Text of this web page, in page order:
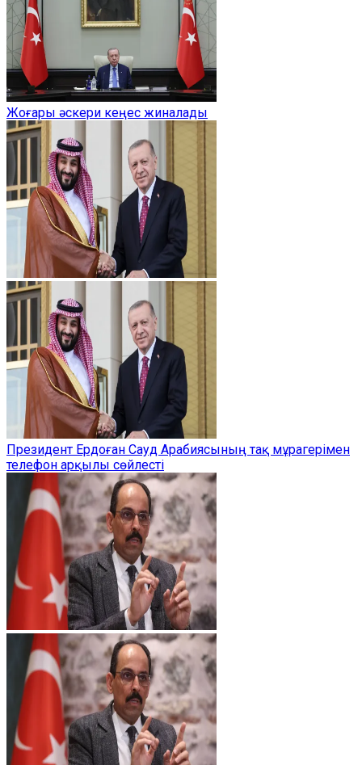
Жоғары әскери кеңес жиналады
Президент Ердоған Сауд Арабиясының тақ мұрагерімен
телефон арқылы сөйлесті